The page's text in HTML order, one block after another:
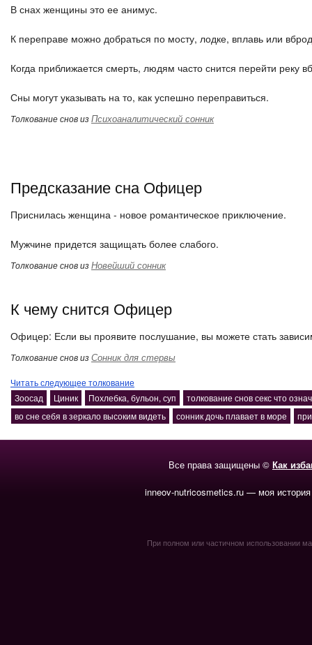
В снах женщины это ее анимус.
К переправе можно добраться по мосту, лодке, вплавь или
Когда приближается смерть, людям часто снится перейти реку
Сны могут указывать на то, как успешно переправиться.
Толкование снов изПсихоаналитический сонник
Предсказание сна Офицер
Приснилась женщина - новое романтическое приключение.
Мужчине придется защищать более слабого.
Толкование снов изНовейший сонник
К чему снится Офицер
Офицер: Если вы проявите послушание, вы можете стать
Толкование снов изСонник для стервы
Читать следующее толкование
Зоосад
Циник Похлебка, бульон, суп
толкование снов секс что
во сне себя в зеркало высоким видеть
сонник дочь плавает в море
Все права защищены © Как
inneov-nutricosmetics.ru — моя
При полном или частичном использовании